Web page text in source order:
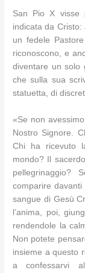
San Pio X visse
indicata da
un fedele
riconoscono, e
diventare un solo
che sulla sua
statuetta, di
«Se non
Nostro Signore.
Chi ha ricevuto
mondo? Il
pellegrinaggio?
comparire
sangue di Gesù
l’anima, poi,
rendendole la
Non potete
insieme a questo
a confessarvi